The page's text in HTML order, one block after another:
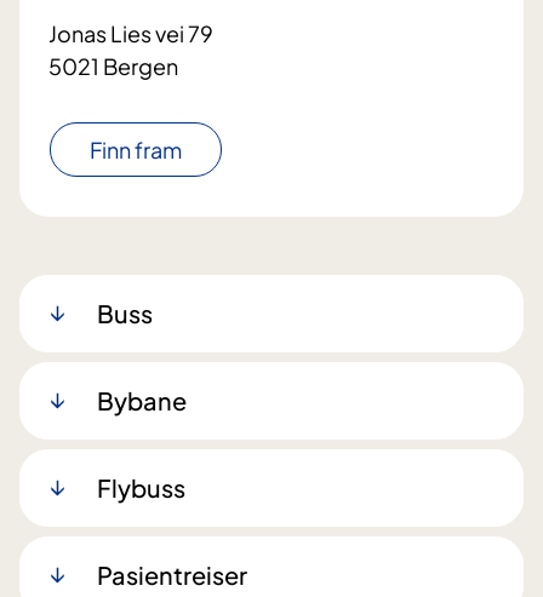
Jonas Lies vei 79
5021 Bergen
Finn fram
Buss
Bybane
Flybuss
Pasientreiser